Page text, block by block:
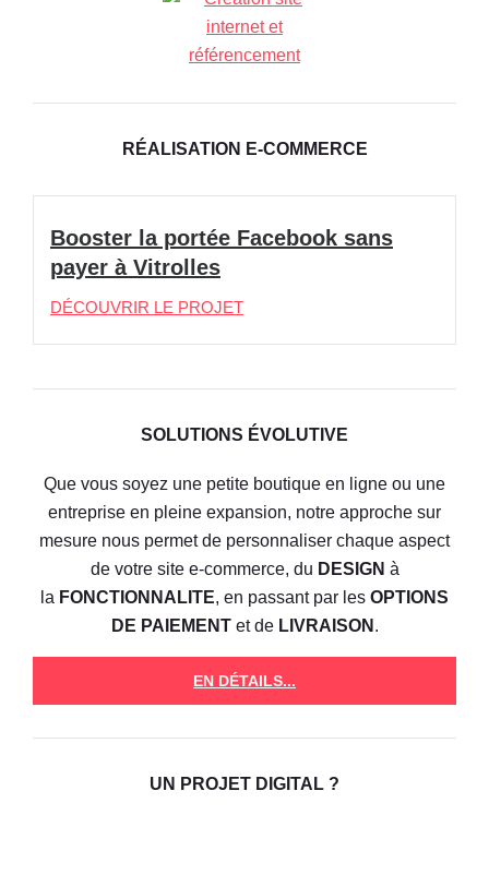
RÉALISATION E-COMMERCE
Booster la portée Facebook sans
payer à Vitrolles
DÉCOUVRIR LE PROJET
SOLUTIONS ÉVOLUTIVE
Que vous soyez une petite boutique en ligne ou une
entreprise en pleine expansion, notre approche sur
mesure nous permet de personnaliser chaque aspect
de votre site e-commerce, du DESIGN à
la FONCTIONNALITE, en passant par les OPTIONS
DE PAIEMENTet de LIVRAISON .
EN DÉTAILS...
UN PROJET DIGITAL ?